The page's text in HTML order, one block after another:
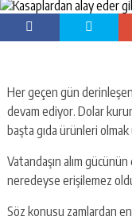
Her geçen gün
devam ediyor. Dolar
başta gıda ürünleri
Vatandaşın alım
neredeyse erişilemez
Söz konusu zamlardan en